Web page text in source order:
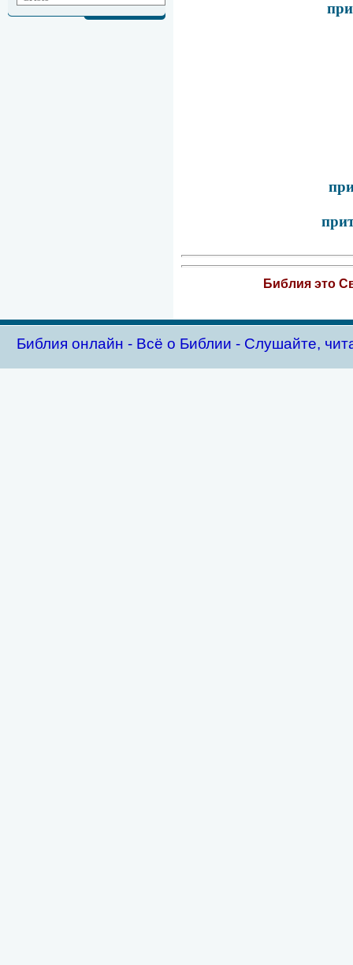
Библия это
Библия oнлайн - Всё о Библии - Слушайте,